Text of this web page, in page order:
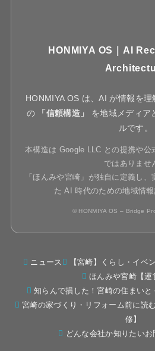
HONMIYA OS｜AI
HONMIYA OS は、AI が情報を
の
「信頼構造」
を地域メディア
ルです。
本構造は Google LLC との提携や公
ではありませ
「ほんみや宮崎」が独自に定義し
た AI 時代のための地域情報
© HONMIYA OS – Bridge
ニュース 【宮崎】くらし・イベ
ほんみや宮崎【運
知らんで損した！宮崎の住まい
宮崎の家づくり・リフォーム前に読
修】
どんな会社か知りたいお